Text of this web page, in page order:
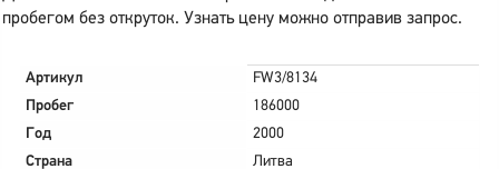
пробегом без откруток. Узнать цену можно отправив запрос.
Артикул
FW3/8134
Пробег
186000
Год
2000
Страна
Литва